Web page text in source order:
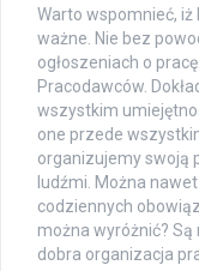
Warto wspomnieć,
ważne. Nie bez
ogłoszeniach o
Pracodawców.
wszystkim
one przede
organizujemy swoją
ludźmi. Można
codziennych
można wyróżnić?
dobra organizacja